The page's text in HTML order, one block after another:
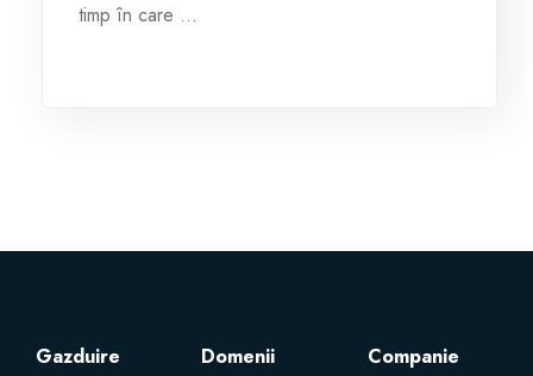
Licente cPanel WHM
Servere Dedicate
timp în care ...
Gazduire Domenii Companie